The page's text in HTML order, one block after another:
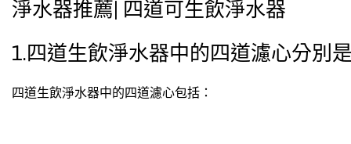
淨水器推薦| 四道可生飲淨水器
1.四道生飲淨水器中的四道濾心分別
四道生飲淨水器中的四道濾心包括：